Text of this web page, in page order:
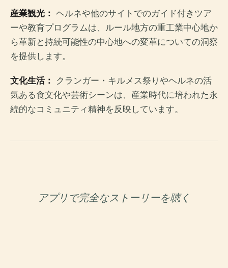
産業観光： ヘルネや他のサイトでのガイド付きツア
ーや教育プログラムは、ルール地方の重工業中心地か
ら革新と持続可能性の中心地への変革についての洞察
を提供します。
文化生活：
クランガー・キルメス祭りやヘルネの活
気ある食文化や芸術シーンは、産業時代に培われた永
続的なコミュニティ精神を反映しています。
アプリで完全なストーリーを聴く